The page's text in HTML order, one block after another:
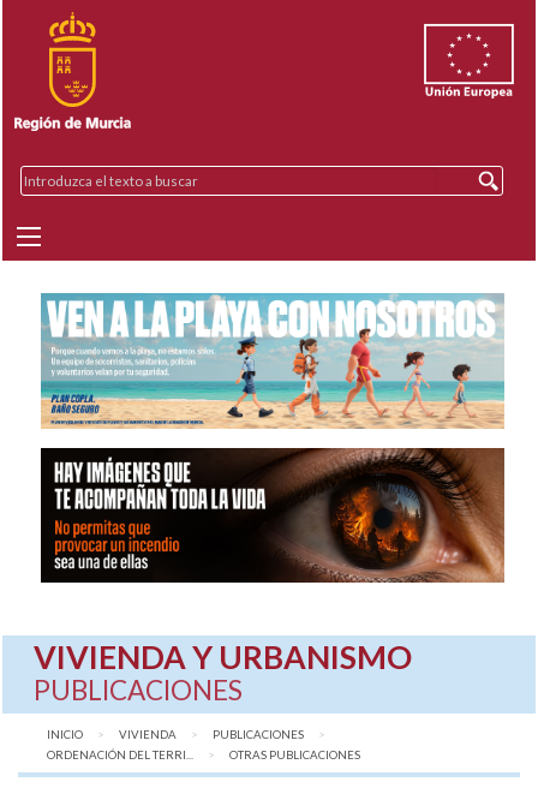
VIVIENDA Y URBANISMO
PUBLICACIONES
INICIO VIVIENDA
PUBLICACIONES
ORDENACIÓN DEL TERRI...
AQUÍ:
OTRAS PUBLICACIONES